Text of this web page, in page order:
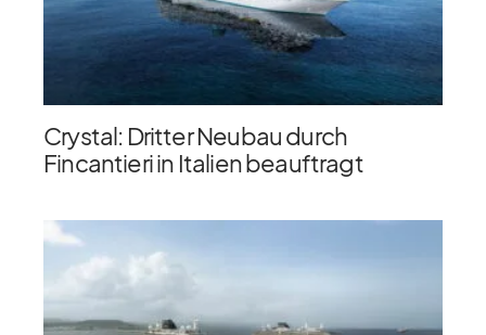
Crystal: Dritter Neubau durch
Fincantieri in Italien beauftragt